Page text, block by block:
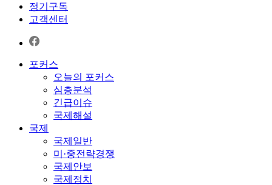
정기구독
고객센터
포커스
오늘의 포커스
심층분석
긴급이슈
국제해설
국제
국제일반
미·중전략경쟁
국제안보
국제정치